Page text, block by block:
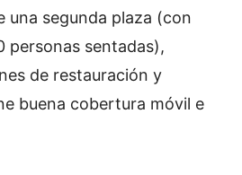
una segunda plaza (con
personas sentadas),
de restauración y
buena cobertura móvil e